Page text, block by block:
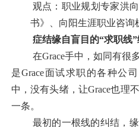
观点：职业规划专家洪
书》、向阳生涯职业咨询
症结缘自盲目的“求职线
在Grace手中，如同有很
是Grace面试求职的各种公
中，没有头绪，让Grace也理
一条。
最初的一根线的纠结，